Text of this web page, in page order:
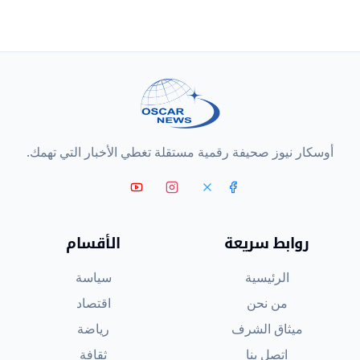
أوسكار نيوز صحيفة رقمية مستقلة تغطي الأخبار التي تهمك.
روابط سريعة
الرئيسية
من نحن
ميثاق الشرف
اتصل بنا
الأقسام
سياسة
اقتصاد
رياضة
ثقافة